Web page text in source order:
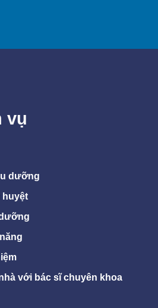
vụ
dưỡng
huyệt
với bác sĩ chuyên khoa